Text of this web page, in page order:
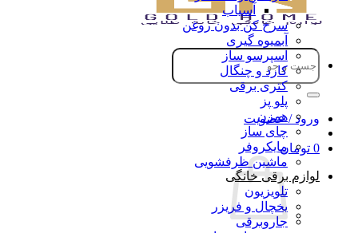
جستجو
برای:
ورود / عضویت
0 تومان
آسیاب
سرخ کن بدون روغن
آبمیوه گیری
اسپرسو ساز
کارد و چنگال
کتری برقی
پلو پز
همزن
چای ساز
مایکروفر
ماشین ظرفشویی
لوازم برقی خانگی
تلویزیون
یخچال و فریزر
جاروبرقی